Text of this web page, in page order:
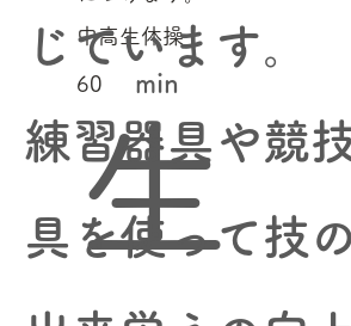
中高生体操
60 min
生
じています。
練習器具や競
具を使って技